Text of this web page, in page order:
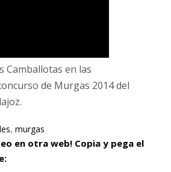
Camballotas en las
de Murgas 2014 del
, murgas
en otra web! Copia y pega el